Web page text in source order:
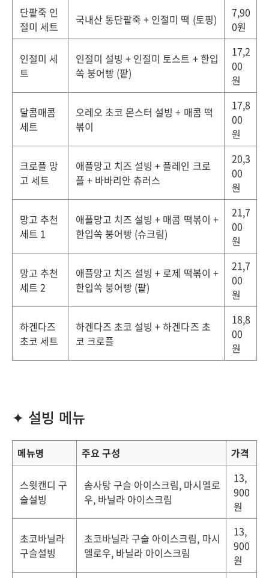
단팥죽 인
절미 세트
국내산 통단팥죽 + 인절미 떡 (토핑)
7,90
0원
인절미 세
트
인절미 설빙 + 인절미 토스트 + 한입
쏙 붕어빵 (팥)
17,2
00
원
달콤매콤
세트
오레오 초코 몬스터 설빙 + 매콤 떡
볶이
17,8
00
원
크로플 망
고 세트
애플망고 치즈 설빙 + 플레인 크로
플 + 바바리안 츄러스
20,3
00
원
망고 추천
세트 1
애플망고 치즈 설빙 + 매콤 떡볶이 +
한입쏙 붕어빵 (슈크림)
21,7
00
원
망고 추천
세트 2
애플망고 치즈 설빙 + 로제 떡볶이 +
한입쏙 붕어빵 (팥)
21,7
00
원
하겐다즈
초코 세트
하겐다즈 초코 설빙 + 하겐다즈 초
코 크로플
18,8
00
원
✦ 설빙 메뉴
메뉴명 주요 구성 가격
스윗캔디 구
슬설빙
솜사탕 구슬 아이스크림, 마시멜로
우, 바닐라 아이스크림
13,
900
원
초코바닐라
구슬설빙
초코바닐라 구슬 아이스크림, 마시
멜로우, 바닐라 아이스크림
13,
900
원